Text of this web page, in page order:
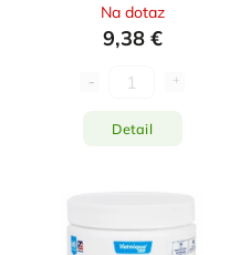
Na dotaz
9,38 €
Detail